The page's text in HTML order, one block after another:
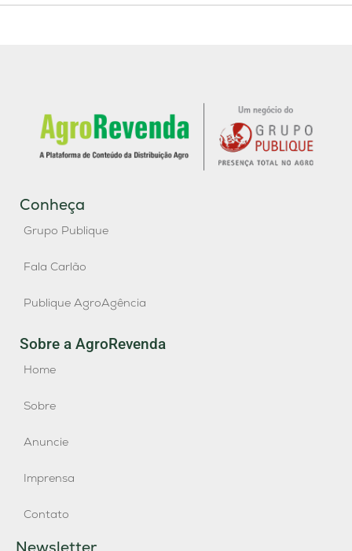
Conheça
Grupo Publique
Fala Carlão
Publique AgroAgência
Sobre a AgroRevenda
Home
Sobre
Anuncie
Imprensa
Contato